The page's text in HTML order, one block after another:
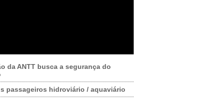
da ANTT busca a segurança do
passageiros hidroviário / aquaviário